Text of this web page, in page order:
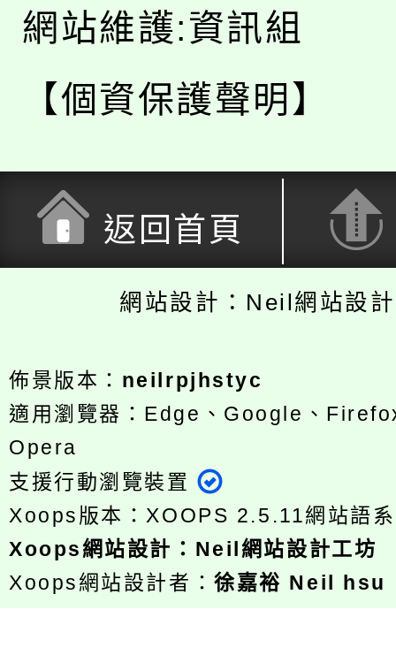
網站維護:資訊組
【個資保護聲明】
返回首頁
網站設計：Neil網站設
佈景版本： neilrpjhstyc
適用瀏覽器：Edge、Google、
Opera
支援行動瀏覽裝置
Xoops版本： XOOPS 2.5.11網站語
Xoops網站設計 ： Neil網站設計工坊
Xoops網站設計者：徐嘉裕 Neil hsu